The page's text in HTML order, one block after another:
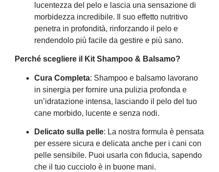
lucentezza del pelo e lascia una sensazione di
morbidezza incredibile. Il suo effetto nutritivo
penetra in profondità, rinforzando il pelo e
rendendolo più facile da gestire e più sano.
Perché scegliere il Kit Shampoo & Balsamo?
Cura Completa: Shampoo e balsamo lavorano
in sinergia per fornire una pulizia profonda e
un’idratazione intensa, lasciando il pelo del tuo
cane morbido, lucente e senza nodi.
Delicato sulla pelle: La nostra formula è pensata
per essere sicura e delicata anche per i cani con
pelle sensibile. Puoi usarla con fiducia, sapendo
che il tuo cucciolo è in buone mani.